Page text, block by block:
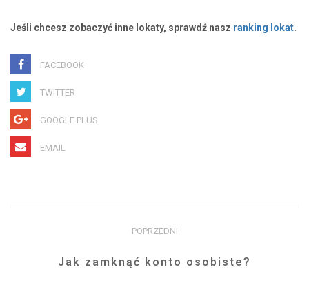
Jeśli chcesz zobaczyć inne lokaty, sprawdź nasz ranking lokat.
FACEBOOK
TWITTER
GOOGLE PLUS
EMAIL
POPRZEDNI
Jak zamknąć konto osobiste?